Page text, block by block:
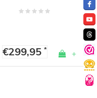
€299,95* +